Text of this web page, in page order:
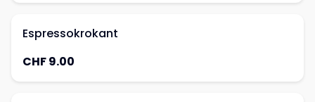
Espressokrokant
CHF 9.00